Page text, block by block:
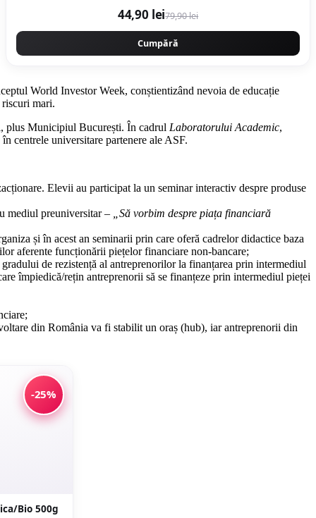
44,90 lei79,90 lei
Cumpără
World Investor Week, conștientizând nevoia de educație
mari.
plus Municipiul București. În cadrul Laboratorului Academic,
centrele universitare partenere ale ASF.
Elevii au participat la un seminar interactiv despre produse
mediul preuniversitar – „Să vorbim despre piața financiară
și în acest an seminarii prin care oferă cadrelor didactice baza
aferente funcționării piețelor financiare non-bancare;
de rezistență al antreprenorilor la finanțarea prin intermediul
împiedică/rețin antreprenorii să se finanțeze prin intermediul pieței
din România va fi stabilit un oraș (hub), iar antreprenorii din
-25%
Bio 500g